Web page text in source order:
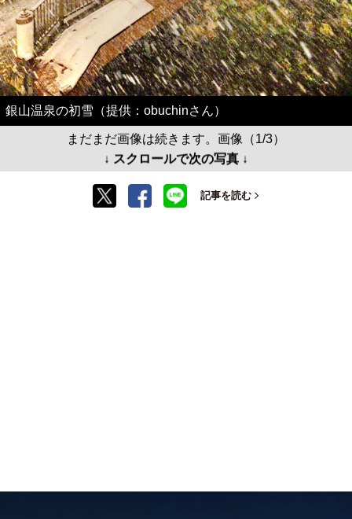
銀山温泉の初雪（提供：obuchinさん）
まだまだ画像は続きます。画像（1/3）
↓ スクロールで次の写真 ↓
記事を読む